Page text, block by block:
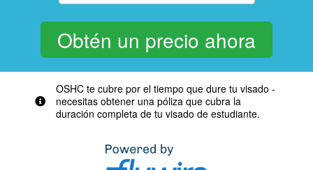
OSHC te cubre por el tiempo que dure tu visado -
necesitas obtener una póliza que cubra la
duración completa de tu visado de estudiante.